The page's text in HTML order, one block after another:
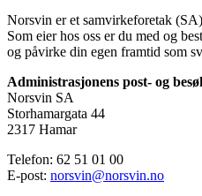
Norsvin er et samvirkeforetak
Som eier hos oss er du med og
og påvirke din egen framtid som
Administrasjonens post- og
Norsvin SA
Storhamargata 44
2317 Hamar
Telefon: 62 51 01 00
E-post: norsvin@norsvin.no